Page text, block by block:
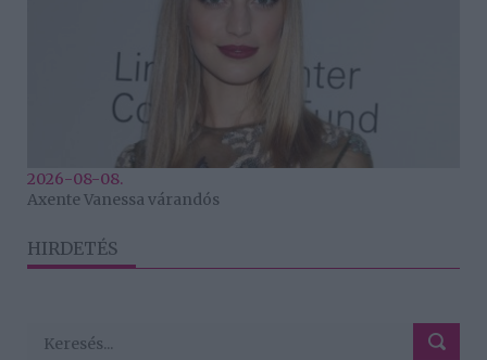
2026-08-08.
Axente Vanessa várandós
HIRDETÉS